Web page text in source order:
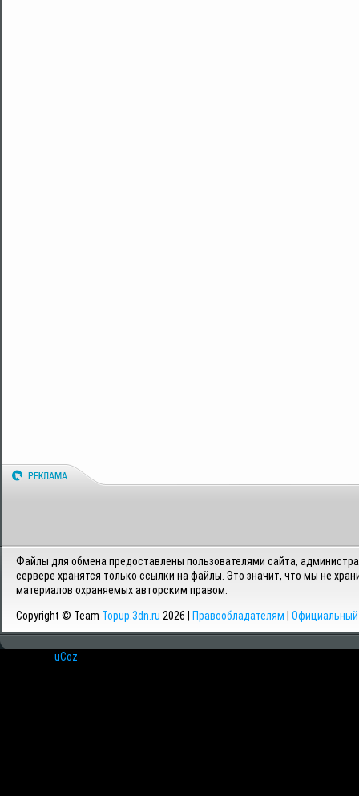
Файлы для обмена предоставлены пользователями сайта,
сервере хранятся только ссылки на файлы. Это значит, что мы не
материалов охраняемых авторским правом.
Copyright © Team Topup.3dn.ru 2026 | Правообладателям Официальный
uCoz